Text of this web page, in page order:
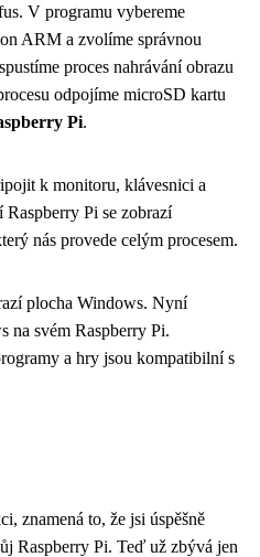
V programu vybereme
ARM a zvolíme správnou
proces nahrávání obrazu
odpojíme microSD kartu
Pi.
k monitoru, klávesnici a
Raspberry Pi se zobrazí
nás provede celým procesem.
plocha Windows. Nyní
na svém Raspberry Pi.
a hry jsou kompatibilní s
znamená to, že jsi úspěšně
Raspberry Pi. Teď už zbývá jen